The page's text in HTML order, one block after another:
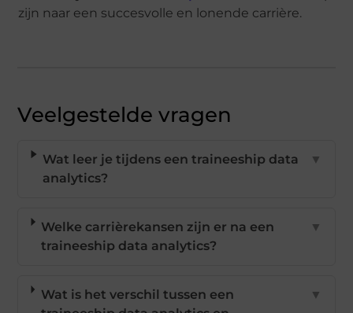
zijn naar een succesvolle en lonende carrière.
Veelgestelde vragen
Wat leer je tijdens een traineeship data
analytics?
▼
Welke carrièrekansen zijn er na een
traineeship data analytics?
▼
Wat is het verschil tussen een
▼